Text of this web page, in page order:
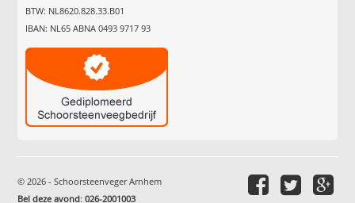
BTW: NL8620.828.33.B01
IBAN: NL65 ABNA 0493 9717 93
© 2026 - Schoorsteenveger Arnhem
Bel deze avond:026-2001003